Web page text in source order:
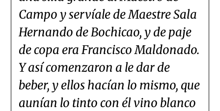
Campo y servíale de Maestre Sala
Hernando de Bochicao, y de paje
de copa era Francisco Maldonado.
Y así comenzaron a le dar de
beber, y ellos hacían lo mismo, que
aunían lo tinto con él vino blanco